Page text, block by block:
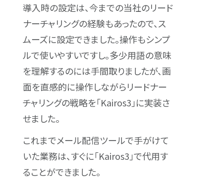
導入時の設定は、今までの当社のリード
ナーチャリングの経験もあったので、ス
ムーズに設定できました。操作もシンプ
ルで使いやすいですし。多少用語の意味
を理解するのには手間取りましたが、画
面を直感的に操作しながらリードナー
チャリングの戦略を「Kairos3」に実装さ
せました。
これまでメール配信ツールで手がけて
いた業務は、すぐに「Kairos3」で代用す
ることができました。